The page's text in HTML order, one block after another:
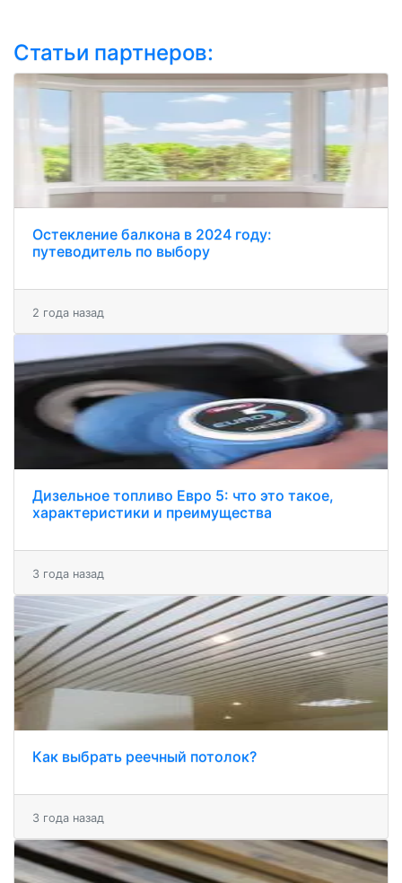
Статьи партнеров:
Остекление балкона в 2024 году:
путеводитель по выбору
2 года назад
Дизельное топливо Евро 5: что это такое,
характеристики и преимущества
3 года назад
Как выбрать реечный потолок?
3 года назад